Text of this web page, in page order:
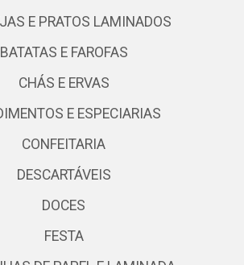
E PRATOS LAMINADOS
BATATAS E FAROFAS
CHÁS E ERVAS
E ESPECIARIAS
CONFEITARIA
DESCARTÁVEIS
DOCES
FESTA